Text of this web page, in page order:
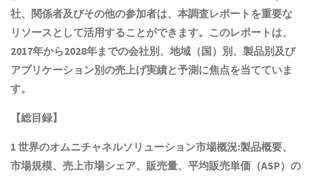
社、関係者及びその他の参加者は、本調査レポートを重要な
リソースとして活用することができます。このレポートは、
2017年から2028年までの会社別、地域（国）別、製品別及び
アプリケーション別の売上げ実績と予測に焦点を当てていま
す。
【総目録】
1 世界のオムニチャネルソリューション市場概況:製品概要、
市場規模、売上市場シェア、販売量、平均販売単価（ASP）の